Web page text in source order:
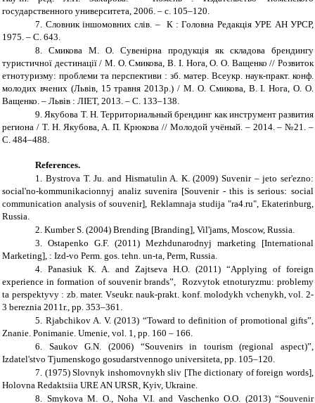
государственного университета, 2006. – с. 105–120.
7. Словник іншомовних слів. – К : Головна Редакція УРЕ АН УРСР,
1975. – С. 643.
8.
Смикова М. О. Сувенірна продукція як складова брендингу
туристичної дестинації / М. О. Смикова, В. І. Нога, О. О. Ващенко // Розвиток
етнотуризму: проблеми та перспективи : зб. матер. Всеукр. наук-практ. конф.
молодих вчених (Львів, 15 травня 2013р.) / М. О. Смикова, В. І. Нога, О. О.
Ващенко. – Львів : ЛІЕТ, 2013. – С. 133–138.
9. Якубова Т. Н. Территориальный брендинг как инструмент развития
региона / Т. Н. Якубова, А. П. Крюкова // Молодой учёный. – 2014. – №21. –
С. 484–488.
References.
1. Bystrova T. Ju. and Hismatulin A. K. (2009) Suvenir – jeto ser'ezno:
social'no-kommunikacionnyj analiz suvenira [Souvenir - this is serious: social
communication analysis of souvenir], Reklamnaja studija "ra4.ru", Ekaterinburg,
Russia.
2. Kumber S. (2004) Brending [Branding], Vil'jams, Moscow, Russia.
3. Ostapenko G.F. (2011) Mezhdunarodnyj marketing [International
Marketing], : Izd-vo Perm. gos. tehn. un-ta, Perm, Russia.
4. Panasiuk K. A. and Zajtseva H.O. (2011) “Applying of foreign
experience in formation of souvenir brands”, Rozvytok etnoturyzmu: problemy
ta perspektyvy : zb. mater. Vseukr. nauk-prakt. konf. molodykh vchenykh, vol. 2-
3 bereznia 2011r., pp. 353–361.
5. Rjabchikov A. V. (2013) “Toward to definition of promotional gifts”,
Znanie. Ponimanie. Umenie, vol. 1, pp. 160 – 166.
6.
Saukov G.N. (2006) “Souvenirs in tourism (regional aspect)”,
Izdatel'stvo Tjumenskogo gosudarstvennogo universiteta, pp. 105–120.
7. (1975) Slovnyk inshomovnykh sliv [The dictionary of foreign words],
Holovna Redaktsiia URE AN URSR, Kyiv, Ukraine.
8. Smykova M. O., Noha V.I. and Vaschenko O.O. (2013) “Souvenir